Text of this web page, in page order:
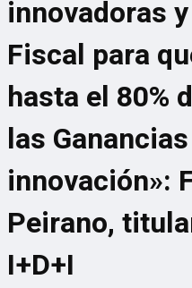
innovadoras
Fiscal para
hasta el 80%
las
innovación»:
Peirano,
I+D+I